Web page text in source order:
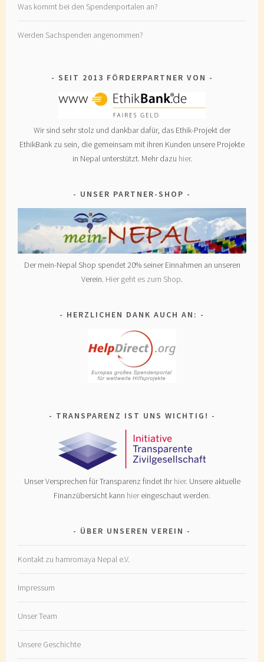
Was kommt bei den Spendenportalen an?
Werden Sachspenden angenommen?
SEIT 2013 FÖRDERPARTNER VON
Wir sind sehr stolz und dankbar dafür, das Ethik-Projekt der
EthikBank zu sein, die gemeinsam mit ihren Kunden unsere Projekte
in Nepal unterstützt. Mehr dazu hier.
UNSER PARTNER-SHOP
Der mein-Nepal Shop spendet 20% seiner Einnahmen an unseren
Verein. Hier geht es zum Shop.
HERZLICHEN DANK AUCH AN:
TRANSPARENZ IST UNS WICHTIG!
Unser Versprechen für Transparenz findet Ihrhier. Unsere aktuelle
Finanzübersicht kann hiereingeschaut werden.
ÜBER UNSEREN VEREIN
Kontakt zu hamromaya Nepal e.V.
Impressum
Unser Team
Unsere Geschichte